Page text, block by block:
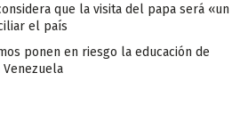
que la visita del papa será «un
el país
ponen en riesgo la educación de
Venezuela